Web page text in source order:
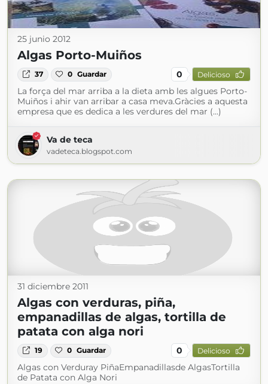
25 junio 2012
Algas Porto-Muiños
37 0 Guardar 0 Delicioso
La força del mar arriba a la dieta amb les algues Porto-
Muiños i ahir van arribar a casa meva.Gràcies a aquesta
empresa que es dedica a les verdures del mar (...)
Va de teca
vadeteca.blogspot.com
31 diciembre 2011
Algas con verduras, piña,
empanadillas de algas, tortilla de
patata con alga nori
19 0 Guardar 0 Delicioso
Algas con Verduray PiñaEmpanadillasde AlgasTortilla
de Patata con Alga Nori